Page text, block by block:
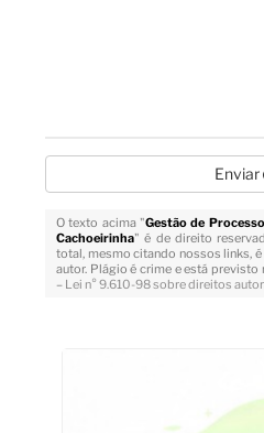
Enviar
O texto acima "Gestão de
Cachoeirinha" é de direito
total, mesmo citando nossos links,
autor. Plágio é crime e está
– Lei n° 9.610-98 sobre direitos